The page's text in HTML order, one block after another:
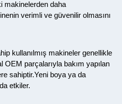
makinelerden daha
verimli ve güvenilir olmasını
kullanılmış makineler genellikle
OEM parçalarıyla bakım yapılan
sahiptir.Yeni boya ya da
etkiler.